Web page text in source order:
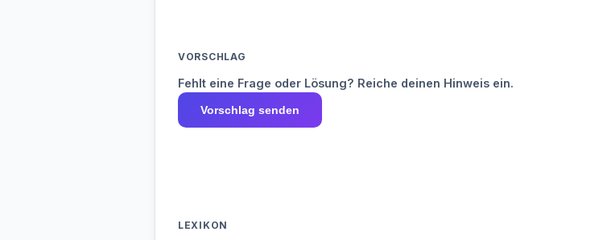
VORSCHLAG
Fehlt eine Frage oder Lösung? Reiche deinen Hinweis ein.
Vorschlag senden
LEXIKON